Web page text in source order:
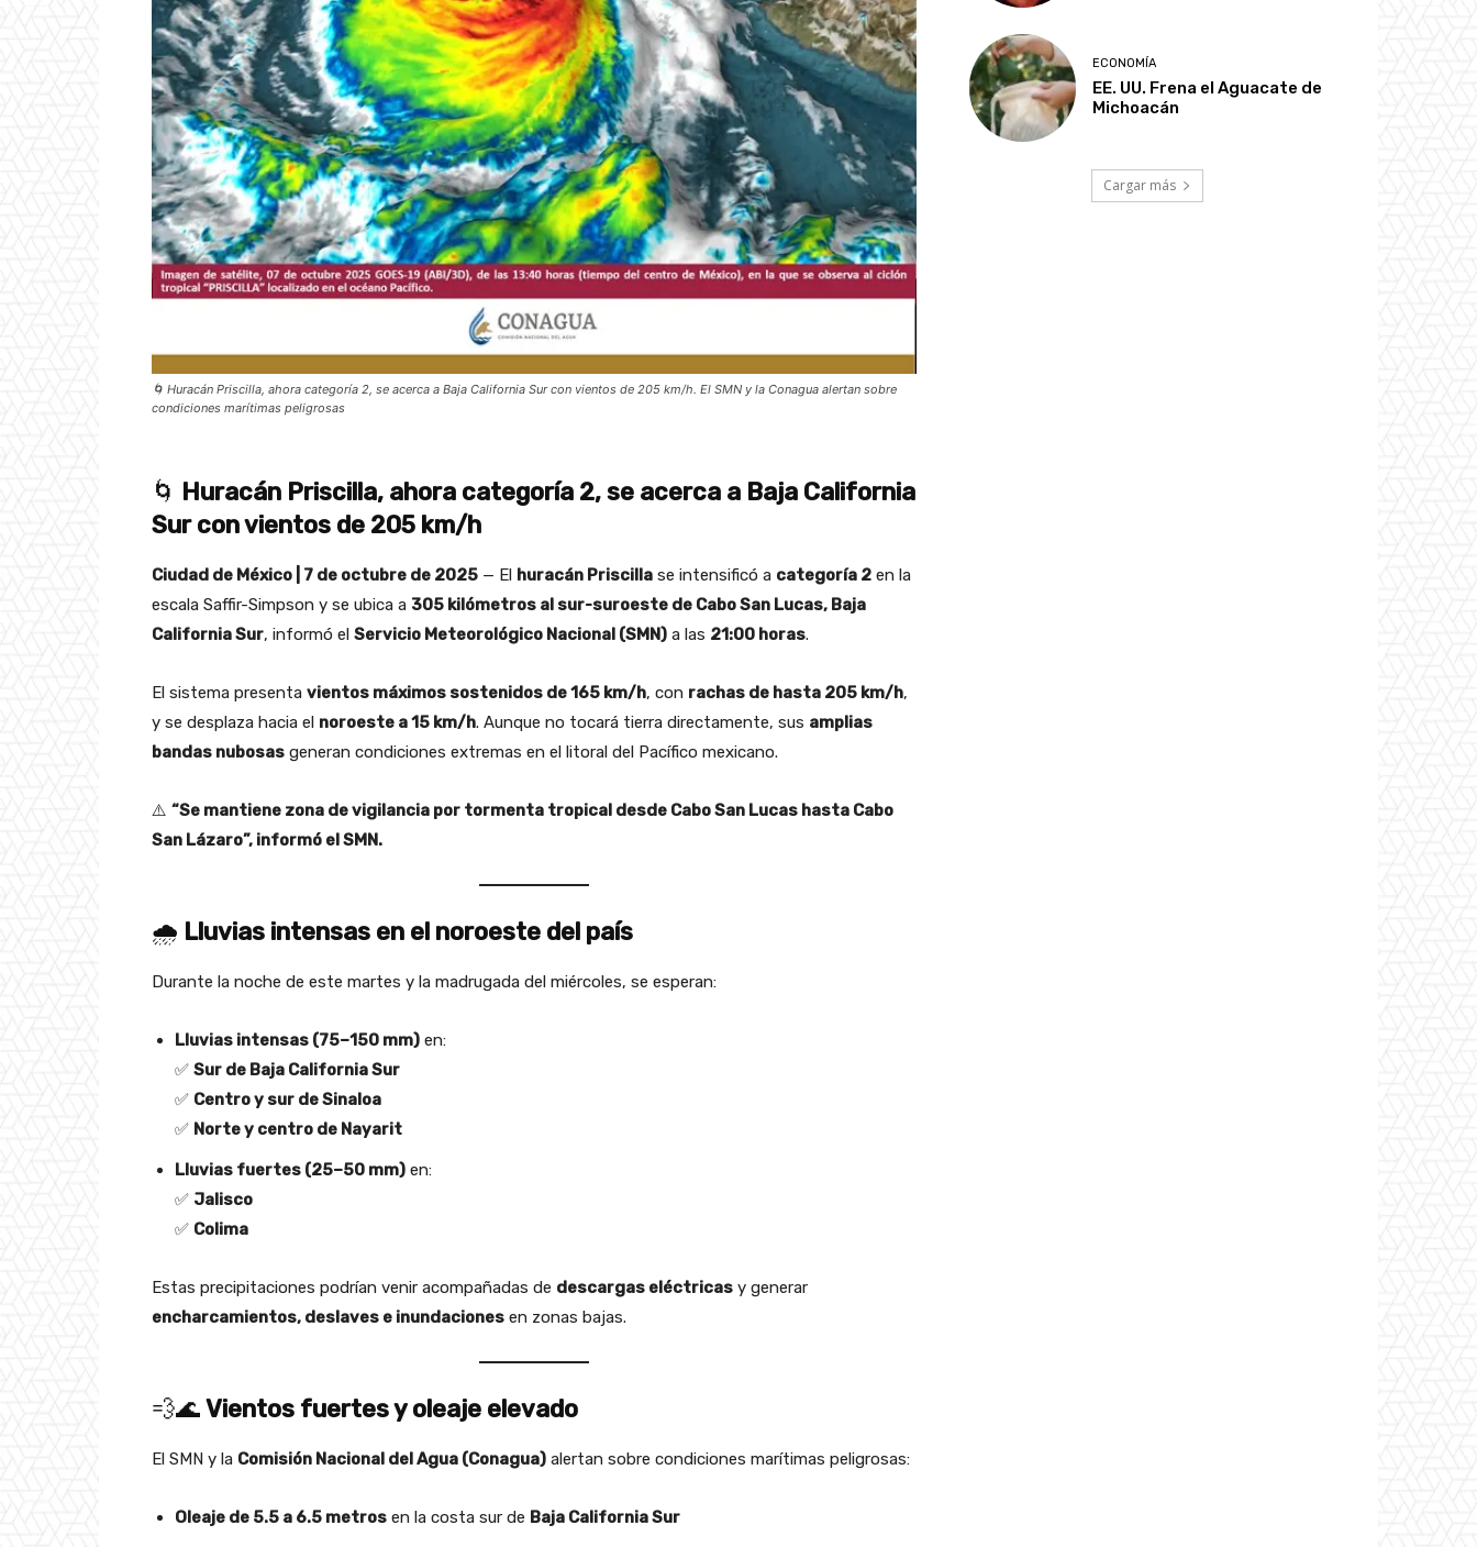
🌀 Huracán Priscilla, ahora categoría 2, se acerca a Baja California Sur con vientos de 205 km/h. El SMN y la Conagua alertan sobre
condiciones marítimas peligrosas
🌀 Huracán Priscilla, ahora categoría 2, se acerca a Baja California
Sur con vientos de 205 km/h
Ciudad de México | 7 de octubre de 2025 — El huracán Priscilla se intensificó a categoría 2 en la
escala Saffir-Simpson y se ubica a 305 kilómetros al sur-suroeste de Cabo San Lucas, Baja
California Sur, informó el Servicio Meteorológico Nacional (SMN) a las 21:00 horas.
El sistema presenta vientos máximos sostenidos de 165 km/h, con rachas de hasta 205 km/h,
y se desplaza hacia el noroeste a 15 km/h. Aunque no tocará tierra directamente, sus amplias
bandas nubosas generan condiciones extremas en el litoral del Pacífico mexicano.
⚠️ “Se mantiene zona de vigilancia por tormenta tropical desde Cabo San Lucas hasta Cabo
San Lázaro”, informó el SMN.
🌧️ Lluvias intensas en el noroeste del país
Durante la noche de este martes y la madrugada del miércoles, se esperan:
Lluvias intensas (75–150 mm) en:
✅ Sur de Baja California Sur
✅ Centro y sur de Sinaloa
✅ Norte y centro de Nayarit
Lluvias fuertes (25–50 mm) en:
✅ Jalisco
✅ Colima
Estas precipitaciones podrían venir acompañadas de descargas eléctricas y generar
encharcamientos, deslaves e inundaciones en zonas bajas.
💨🌊Vientos fuertes y oleaje elevado
El SMN y la Comisión Nacional del Agua (Conagua) alertan sobre condiciones marítimas peligrosas:
Oleaje de 5.5 a 6.5 metros en la costa sur de Baja California Sur
ECONOMÍA
EE. UU. Frena el Aguacate de
Michoacán
Cargar más